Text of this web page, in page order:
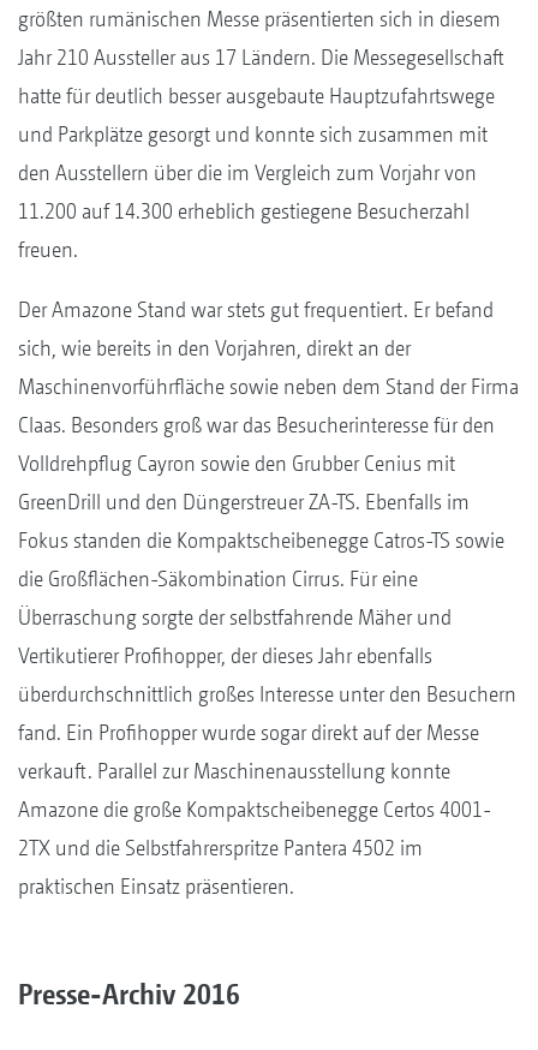
größten rumänischen Messe präsentierten sich in diesem
Jahr 210 Aussteller aus 17 Ländern. Die Messegesellschaft
hatte für deutlich besser ausgebaute Hauptzufahrtswege
und Parkplätze gesorgt und konnte sich zusammen mit
den Ausstellern über die im Vergleich zum Vorjahr von
11.200 auf 14.300 erheblich gestiegene Besucherzahl
freuen.
Der Amazone Stand war stets gut frequentiert. Er befand
sich, wie bereits in den Vorjahren, direkt an der
Maschinenvorführfläche sowie neben dem Stand der Firma
Claas. Besonders groß war das Besucherinteresse für den
Volldrehpflug Cayron sowie den Grubber Cenius mit
GreenDrill und den Düngerstreuer ZA-TS. Ebenfalls im
Fokus standen die Kompaktscheibenegge Catros-TS sowie
die Großflächen-Säkombination Cirrus. Für eine
Überraschung sorgte der selbstfahrende Mäher und
Vertikutierer Profihopper, der dieses Jahr ebenfalls
überdurchschnittlich großes Interesse unter den Besuchern
fand. Ein Profihopper wurde sogar direkt auf der Messe
verkauft. Parallel zur Maschinenausstellung konnte
Amazone die große Kompaktscheibenegge Certos 4001-
2TX und die Selbstfahrerspritze Pantera 4502 im
praktischen Einsatz präsentieren.
Presse-Archiv 2016